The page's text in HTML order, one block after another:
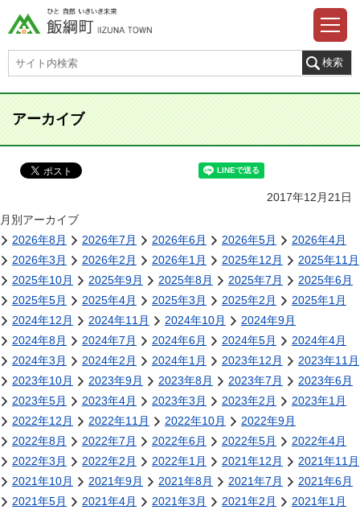
アーカイブ
2017年12月21日
月別アーカイブ
2026年8月
2026年7月 2026年6月 2026年5月
2026年4月
2026年3月
2026年2月 2026年1月 2025年12月
2025年11月
2025年10月
2025年9月 2025年8月 2025年7月
2025年6月
2025年5月
2025年4月 2025年3月 2025年2月
2025年1月
2024年12月
2024年11月 2024年10月
2024年9月
2024年8月
2024年7月 2024年6月 2024年5月
2024年4月
2024年3月
2024年2月 2024年1月 2023年12月
2023年11月
2023年10月
2023年9月 2023年8月 2023年7月
2023年6月
2023年5月
2023年4月 2023年3月 2023年2月
2023年1月
2022年12月
2022年11月 2022年10月
2022年9月
2022年8月
2022年7月 2022年6月 2022年5月
2022年4月
2022年3月
2022年2月 2022年1月 2021年12月
2021年11月
2021年10月
2021年9月 2021年8月 2021年7月
2021年6月
2021年5月
2021年4月 2021年3月 2021年2月
2021年1月